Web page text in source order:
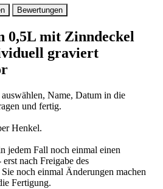
Bewertungen
0,5L mit Zinndeckel
graviert
Name, Datum in die
und fertig.
Henkel.
jedem Fall noch einmal einen
nach Freigabe des
noch einmal Änderungen machen
Fertigung.